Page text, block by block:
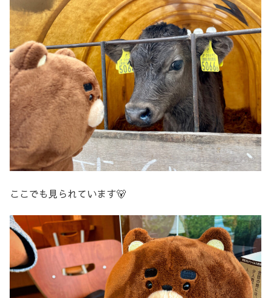
ここでも見られています🐻